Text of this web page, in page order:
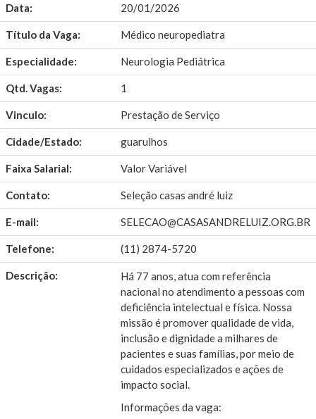
Data: 20/01/2026
Título da Vaga: Médico neuropediatra
Especialidade: Neurologia Pediátrica
Qtd. Vagas: 1
Vinculo: Prestação de Serviço
Cidade/Estado: guarulhos
Faixa Salarial: Valor Variável
Contato: Seleção casas andré luiz
E-mail: SELECAO@CASASANDRELUIZ.ORG.BR
Telefone: (11) 2874-5720
Descrição:
Há 77 anos, atua com referência
nacional no atendimento a pessoas com
deficiência intelectual e física. Nossa
missão é promover qualidade de vida,
inclusão e dignidade a milhares de
pacientes e suas famílias, por meio de
cuidados especializados e ações de
impacto social.
Informações da vaga: